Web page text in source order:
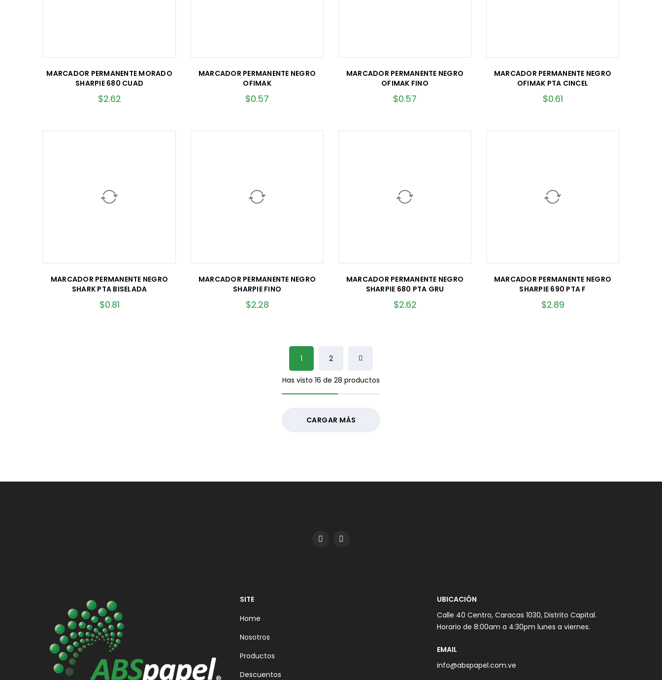
MARCADOR PERMANENTE MORADO
SHARPIE 680 CUAD
$2.62
MARCADOR PERMANENTE NEGRO
OFIMAK
$0.57
MARCADOR PERMANENTE NEGRO
OFIMAK FINO
$0.57
MARCADOR PERMANENTE NEGRO
OFIMAK PTA CINCEL
$0.61
MARCADOR PERMANENTE NEGRO
SHARK PTA BISELADA
$0.81
MARCADOR PERMANENTE NEGRO
SHARPIE FINO
$2.28
MARCADOR PERMANENTE NEGRO
SHARPIE 680 PTA GRU
$2.62
MARCADOR PERMANENTE NEGRO
SHARPIE 690 PTA F
$2.89
1 2
Has visto 16 de 28 productos
CARGAR MÁS
SITE
Home
Nosotros
Productos
Descuentos
UBICACIÓN
Calle 40 Centro, Caracas 1030, Distrito Capital.
Horario de 8:00am a 4:30pm lunes a viernes.
EMAIL
info@abspapel.com.ve